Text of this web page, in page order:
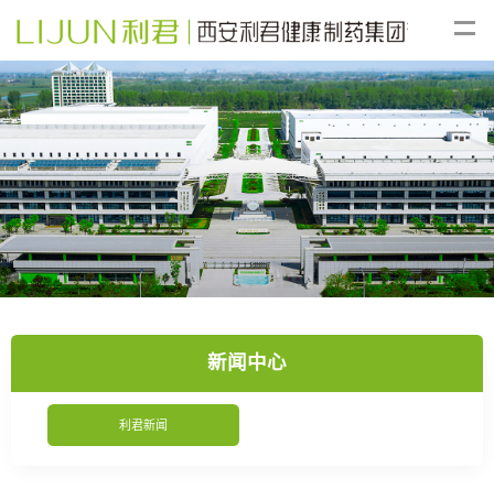
新闻中心
利君新闻